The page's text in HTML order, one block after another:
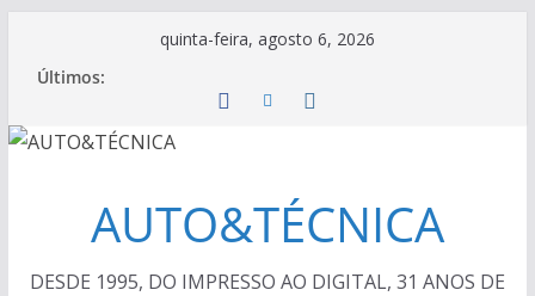
conteúdo
quinta-feira, agosto 6, 2026
Últimos:
AUTO&TÉCNICA
DESDE 1995, DO IMPRESSO AO DIGITAL, 31 ANOS DE